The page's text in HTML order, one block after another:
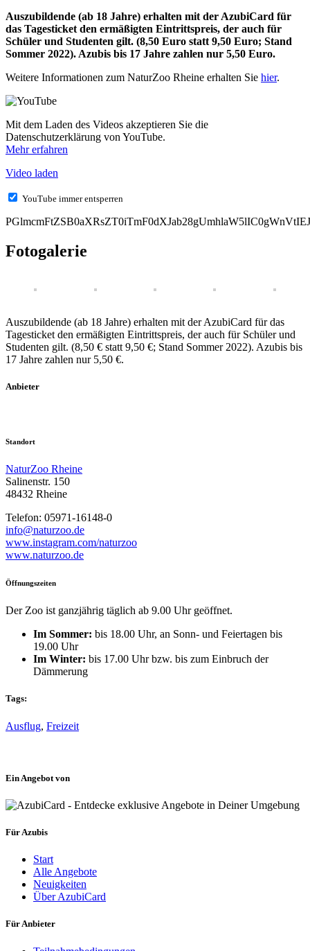
Auszubildende (ab 18 Jahre) erhalten mit der AzubiCard für
das Tagesticket den ermäßigten Eintrittspreis, der auch für
Schüler und Studenten gilt. (8,50 Euro statt 9,50 Euro; Stand
Sommer 2022). Azubis bis 17 Jahre zahlen nur 5,50 Euro.
Weitere Informationen zum NaturZoo Rheine erhalten Sie hier.
Mit dem Laden des Videos akzeptieren Sie die
Datenschutzerklärung von YouTube.
Mehr erfahren
Video laden
YouTube immer entsperren
Fotogalerie
Auszubildende (ab 18 Jahre) erhalten mit der AzubiCard für das
Tagesticket den ermäßigten Eintrittspreis, der auch für Schüler und
Studenten gilt. (8,50 € statt 9,50 €; Stand Sommer 2022). Azubis bis
17 Jahre zahlen nur 5,50 €.
Anbieter
Standort
NaturZoo Rheine
Salinenstr. 150
48432 Rheine
Telefon: 05971-16148-0
info@naturzoo.de
www.instagram.com/naturzoo
www.naturzoo.de
Öffnungszeiten
Der Zoo ist ganzjährig täglich ab 9.00 Uhr geöffnet.
Im Sommer: bis 18.00 Uhr, an Sonn- und Feiertagen bis
19.00 Uhr
Im Winter: bis 17.00 Uhr bzw. bis zum Einbruch der
Dämmerung
Tags:
Ausflug, Freizeit
Ein Angebot von
Für Azubis
Start
Alle Angebote
Neuigkeiten
Über AzubiCard
Für Anbieter